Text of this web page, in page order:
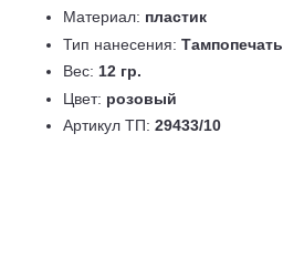
Материал: пластик
Тип нанесения: Тампопечать
Вес: 12 гр.
Цвет: розовый
Артикул ТП: 29433/10